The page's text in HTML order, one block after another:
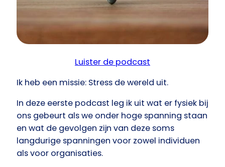
Luister de podcast
Ik heb een missie: Stress de wereld uit.
In deze eerste podcast leg ik uit wat er fysiek bij
ons gebeurt als we onder hoge spanning staan
en wat de gevolgen zijn van deze soms
langdurige spanningen voor zowel individuen
als voor organisaties.